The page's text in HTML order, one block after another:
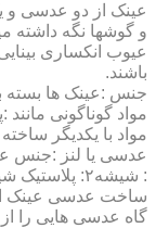
عینک از دو عدسی و
و گوشها نگه داشته
عیوب انکساری
باشند.
جنس :عینک ها بسته
مواد گوناگونی مانند
مواد با یکدیگر
: شیشه۲:
ساخت عدسی عینک از
گاه عدسی هایی را